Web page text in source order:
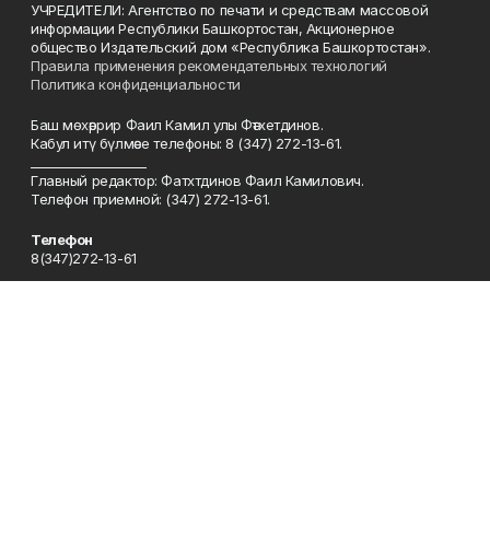
УЧРЕДИТЕЛИ: Агентство по печати и средствам массовой
информации Республики Башкортостан, Акционерное
общество Издательский дом «Республика Башкортостан».
Правила применения рекомендательных технологий
Политика конфиденциальности
Баш мөхәррир Фаил Камил улы Фәтхетдинов.
Кабул итү бүлмәсе телефоны: 8 (347) 272-13-61.
Главный редактор: Фатхтдинов Фаил Камилович.
Телефон приемной: (347) 272-13-61.
Телефон
8(347)272-13-61